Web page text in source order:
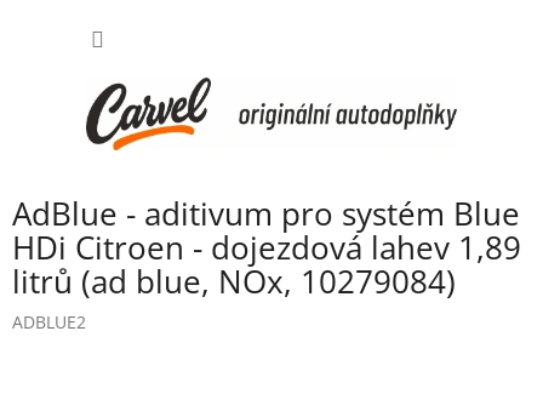
AdBlue - aditivum pro systém Blue
HDi Citroen - dojezdová lahev 1,89
litrů (ad blue, NOx, 10279084)
ADBLUE2